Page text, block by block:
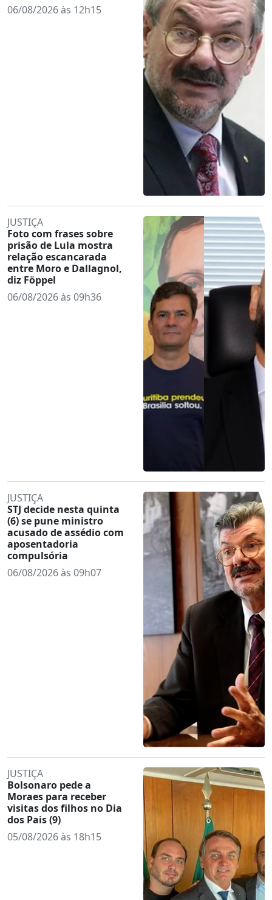
06/08/2026 às 12h15
JUSTIÇA
Foto com frases sobre
prisão de Lula mostra
relação escancarada
entre Moro e Dallagnol,
diz Föppel
06/08/2026 às 09h36
JUSTIÇA
STJ decide nesta quinta
(6) se pune ministro
acusado de assédio com
aposentadoria
compulsória
06/08/2026 às 09h07
JUSTIÇA
Bolsonaro pede a
Moraes para receber
visitas dos filhos no Dia
dos Pais (9)
05/08/2026 às 18h15